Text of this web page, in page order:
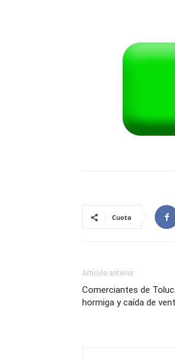
Cuota
Artículo anterior
Comerciantes de
hormiga y caída de